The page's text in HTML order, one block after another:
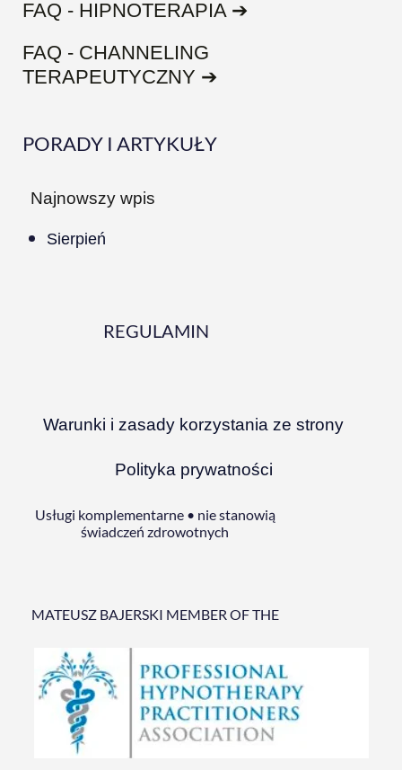
FAQ - HIPNOTERAPIA ➔
FAQ - CHANNELING
TERAPEUTYCZNY ➔
PORADY I ARTYKUŁY
Najnowszy wpis
Sierpień
REGULAMIN
Warunki i zasady korzystania ze strony
Polityka prywatności
Usługi komplementarne • nie stanowią
świadczeń zdrowotnych
MATEUSZ BAJERSKI MEMBER OF THE